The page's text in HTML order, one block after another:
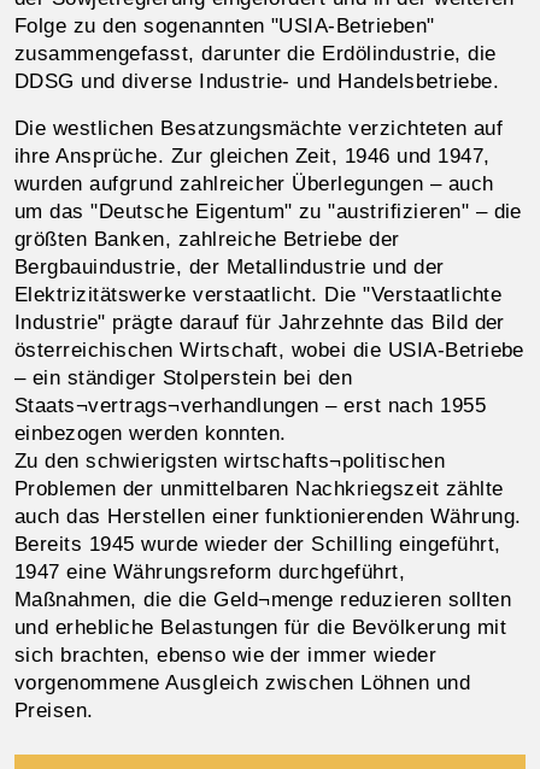
Folge zu den sogenannten "USIA-Betrieben"
zusammengefasst, darunter die Erdölindustrie, die
DDSG und diverse Industrie- und Handelsbetriebe.
Die westlichen Besatzungsmächte verzichteten auf
ihre Ansprüche. Zur gleichen Zeit, 1946 und 1947,
wurden aufgrund zahlreicher Überlegungen – auch
um das "Deutsche Eigentum" zu "austrifizieren" – die
größten Banken, zahlreiche Betriebe der
Bergbauindustrie, der Metallindustrie und der
Elektrizitätswerke verstaatlicht. Die "Verstaatlichte
Industrie" prägte darauf für Jahrzehnte das Bild der
österreichischen Wirtschaft, wobei die USIA-Betriebe
– ein ständiger Stolperstein bei den
Staats¬vertrags¬verhandlungen – erst nach 1955
einbezogen werden konnten.
Zu den schwierigsten wirtschafts¬politischen
Problemen der unmittelbaren Nachkriegszeit zählte
auch das Herstellen einer funktionierenden Währung.
Bereits 1945 wurde wieder der Schilling eingeführt,
1947 eine Währungsreform durchgeführt,
Maßnahmen, die die Geld¬menge reduzieren sollten
und erhebliche Belastungen für die Bevölkerung mit
sich brachten, ebenso wie der immer wieder
vorgenommene Ausgleich zwischen Löhnen und
Preisen.